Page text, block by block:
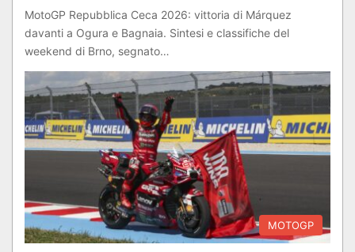
MotoGP Repubblica Ceca 2026: vittoria di Márquez
davanti a Ogura e Bagnaia. Sintesi e classifiche del
weekend di Brno, segnato…
MOTOGP